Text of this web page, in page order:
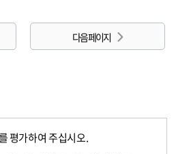
다음 페이지
평가하여 주십시오.